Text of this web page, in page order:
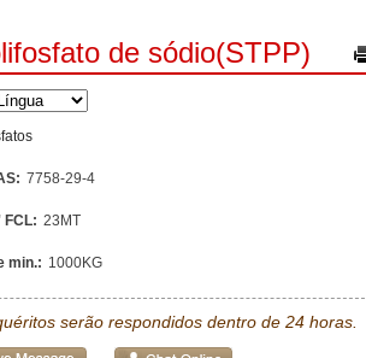
de sódio(STPP)
7758-29-4
FCL: 23MT
min.: 1000KG
serão respondidos dentro de 24 horas.